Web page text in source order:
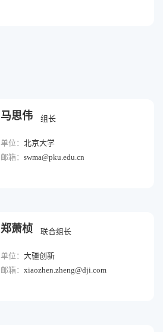
马思伟 组长
单位： 北京大学
邮箱： swma@pku.edu.cn
郑萧桢 联合组长
单位： 大疆创新
邮箱： xiaozhen.zheng@dji.com